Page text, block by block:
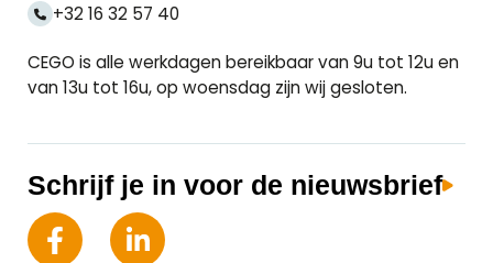
+32 16 32 57 40
CEGO is alle werkdagen bereikbaar van 9u tot 12u en
van 13u tot 16u, op woensdag zijn wij gesloten.
Schrijf je in voor de nieuwsbrief